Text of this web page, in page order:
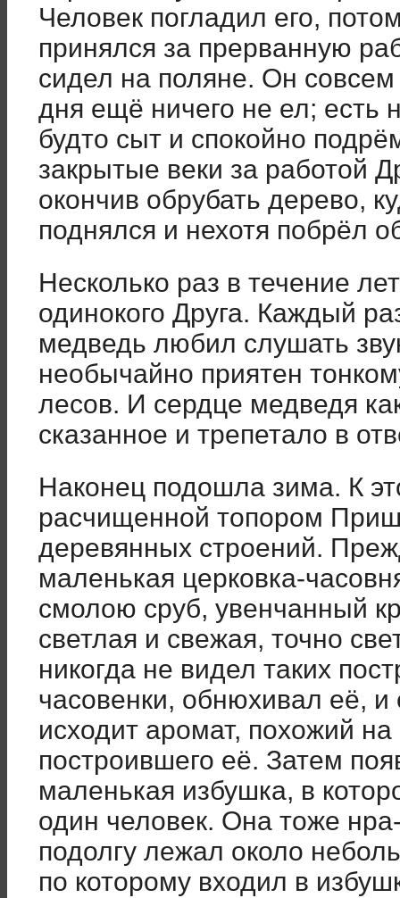
Человек погладил его,
принялся за прерванную
сидел на поляне. Он
дня ещё ничего не ел; есть
будто сыт и спокойно
закрытые веки за работой
окончив обрубать дерево,
поднялся и нехотя побрёл
Несколько раз в течение
одинокого Друга. Каждый
медведь любил слушать
необычайно приятен
лесов. И сердце медведя
сказанное и трепетало в
Наконец подошла зима. К
расчищенной топором
деревянных строений.
маленькая церковка-
смолою сруб, увенчанный
светлая и свежая, точно
никогда не видел таких
часовенки, обнюхивал её, и
исходит аромат, похожий
построившего её. Затем
маленькая избушка, в
один человек. Она тоже
подолгу лежал около
по которому входил в